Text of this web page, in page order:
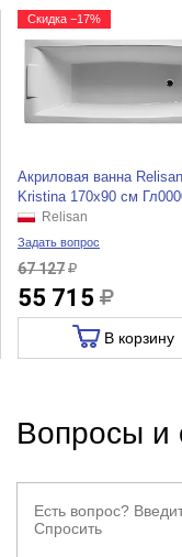
Скидка −17%
Акриловая ванна Relisan
Kristina 170x90 см
Relisan
Задать вопрос
67 127
55 715
В корзину
Вопросы и